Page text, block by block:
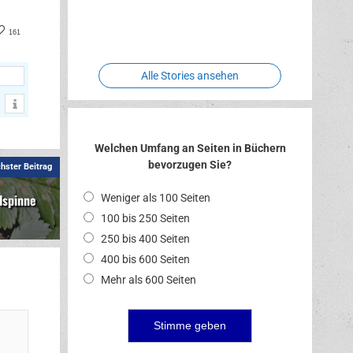
161
Beitrag
Alle Stories ansehen
Welchen Umfang an Seiten in Büchern
bevorzugen Sie?
Weniger als 100 Seiten
100 bis 250 Seiten
250 bis 400 Seiten
400 bis 600 Seiten
Mehr als 600 Seiten